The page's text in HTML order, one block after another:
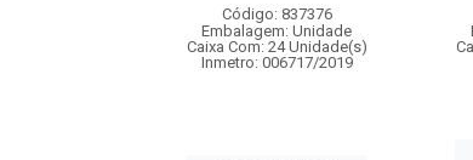
Código: 837376
Embalagem: Unidade
Caixa Com: 24 Unidade(s)
Inmetro: 006717/2019